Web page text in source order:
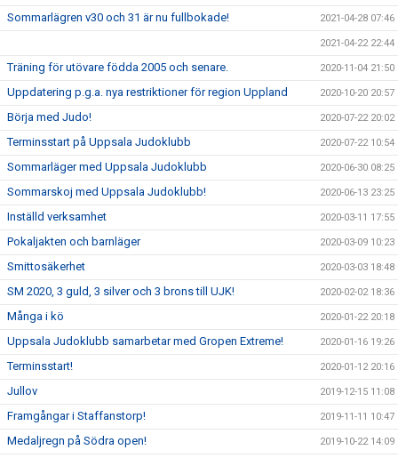
Sommarlägren v30 och 31 är nu fullbokade! 2021-04-28 07:46
2021-04-22 22:44
Träning för utövare födda 2005 och senare. 2020-11-04 21:50
Uppdatering p.g.a. nya restriktioner för region Uppland 2020-10-20 20:57
Börja med Judo! 2020-07-22 20:02
Terminsstart på Uppsala Judoklubb 2020-07-22 10:54
Sommarläger med Uppsala Judoklubb 2020-06-30 08:25
Sommarskoj med Uppsala Judoklubb! 2020-06-13 23:25
Inställd verksamhet 2020-03-11 17:55
Pokaljakten och barnläger 2020-03-09 10:23
Smittosäkerhet 2020-03-03 18:48
SM 2020, 3 guld, 3 silver och 3 brons till UJK! 2020-02-02 18:36
Många i kö 2020-01-22 20:18
Uppsala Judoklubb samarbetar med Gropen Extreme! 2020-01-16 19:26
Terminsstart! 2020-01-12 20:16
Jullov 2019-12-15 11:08
Framgångar i Staffanstorp! 2019-11-11 10:47
Medaljregn på Södra open! 2019-10-22 14:09